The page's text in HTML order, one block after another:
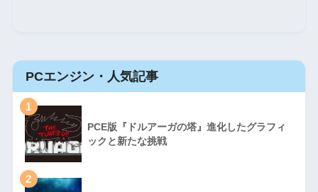
PCエンジン・人気記事
1
PCE版『ドルアーガの塔』進化したグラフィ
ックと新たな挑戦
2